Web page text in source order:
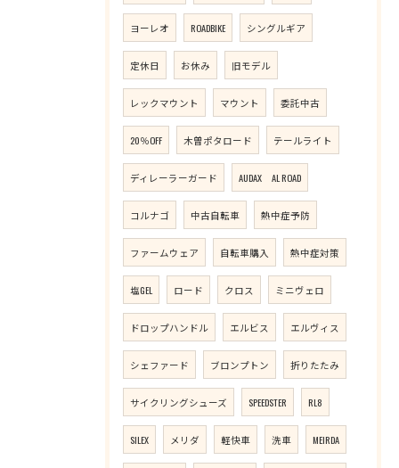
ヨーレオ ROADBIKE シングルギア
定休日 お休み 旧モデル
レックマウント マウント 委託中古
20％OFF 木曽ポタロード テールライト
ディレーラーガード AUDAX AL ROAD
コルナゴ 中古自転車 熱中症予防
ファームウェア 自転車購入 熱中症対策
塩GEL ロード クロス ミニヴェロ
ドロップハンドル エルビス エルヴィス
シェファード ブロンプトン 折りたたみ
サイクリングシューズ SPEEDSTER RL8
SILEX メリダ 軽快車 洗車 MEIRDA